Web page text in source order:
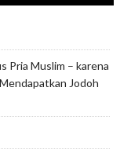
Pria Muslim – karena
Jodoh